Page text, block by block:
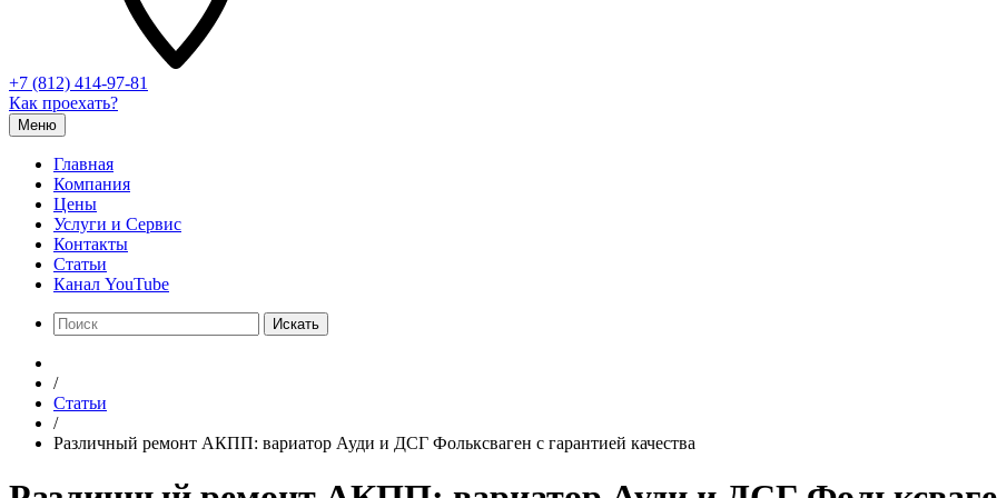
+7 (812) 414-97-81
Как проехать?
Меню
Главная
Компания
Цены
Услуги и Сервис
Контакты
Статьи
Канал YouTube
Искать
/
Статьи
/
Различный ремонт АКПП: вариатор Ауди и ДСГ Фольксваген с гарантией качества